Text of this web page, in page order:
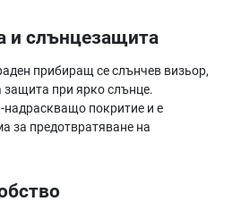
и слънцезащита
прибиращ се слънчев визьор,
защита при ярко слънце.
надраскващо покритие и е
за предотвратяване на